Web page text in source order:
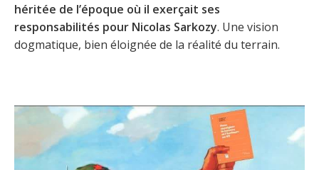
héritée de l’époque où il exerçait ses
responsabilités pour Nicolas Sarkozy. Une vision
dogmatique, bien éloignée de la réalité du terrain.